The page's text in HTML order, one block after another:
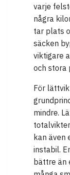
varje
några
tar plats
säcken
viktigare
och stora
För
mindre.
kan även
instabil.
bättre än